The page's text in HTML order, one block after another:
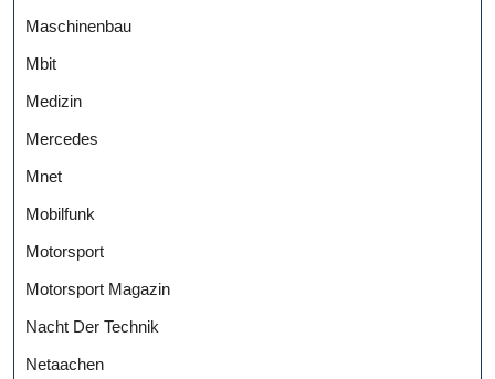
Maschinenbau
Mbit
Medizin
Mercedes
Mnet
Mobilfunk
Motorsport
Motorsport Magazin
Nacht Der Technik
Netaachen